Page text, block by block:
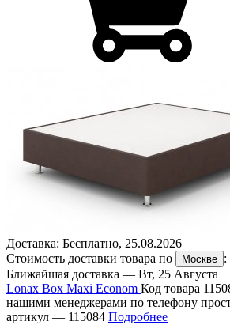
Доставка: Бесплатно, 25.08.2026
Стоимость доставки товара по
Москве :
Ближайшая доставка — Вт, 25 Августа
Lonax Box Maxi Econom Код товара
нашими менеджерами по телефону
артикул — 115084 Подробнее